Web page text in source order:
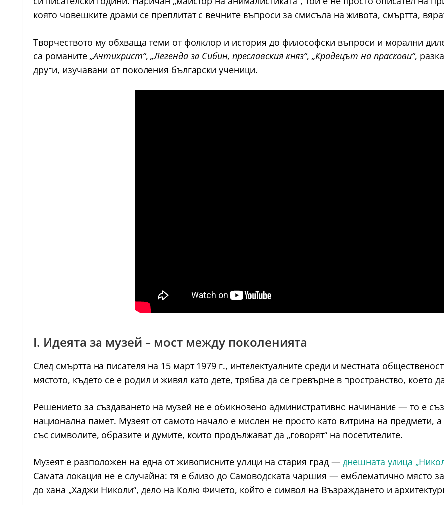
която човешките драми се преплитат с вечните въпроси за смисъла на живота, смъртта,
Творчеството му обхваща теми от фолклор и история до философски въпроси и морални
са романите „Антихрист“, „Легенда за Сибин, преславския княз“, „Крадецът на праскови“,
други, изучавани от поколения български ученици.
I. Идеята за музей – мост между поколенията
След смъртта на писателя на 15 март 1979 г., интелектуалните среди и местната
мястото, където се е родил и живял като дете, трябва да се превърне в пространство, което
Решението за създаването на музей не е обикновено административно начинание — то е
национална памет. Музеят от самото начало е мислен не просто като витрина на предмети,
със символите, образите и думите, които продължават да „говорят“ на посетителите.
Музеят е разположен на една от живописните улици на стария град — днешната улица
Самата локация не е случайна: тя е близо до Самоводската чаршия — емблематично място
до хана „Хаджи Николи“, дело на Колю Фичето, който е символ на Възраждането и